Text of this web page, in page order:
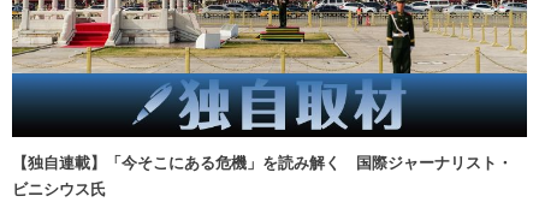
【独自連載】「今そこにある危機」を読み解く 国際ジャーナリスト・
ビニシウス氏